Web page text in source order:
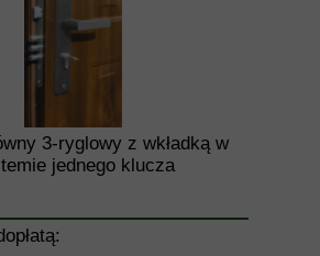
3-ryglowy z wkładką w
jednego klucza